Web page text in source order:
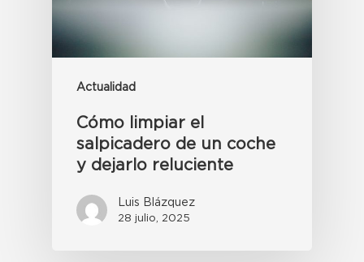
Actualidad
Cómo limpiar el
salpicadero de un coche
y dejarlo reluciente
Luis Blázquez
28 julio, 2025